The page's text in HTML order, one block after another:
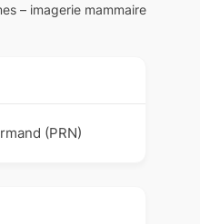
– imagerie mammaire
(PRN)